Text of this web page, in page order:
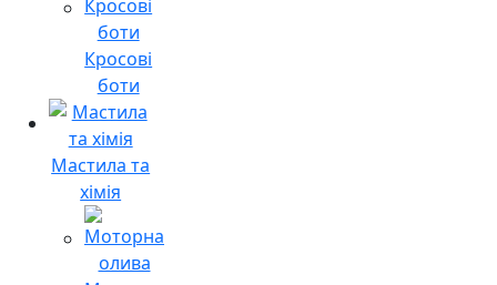
Кросові
боти
Мастила та
хімія